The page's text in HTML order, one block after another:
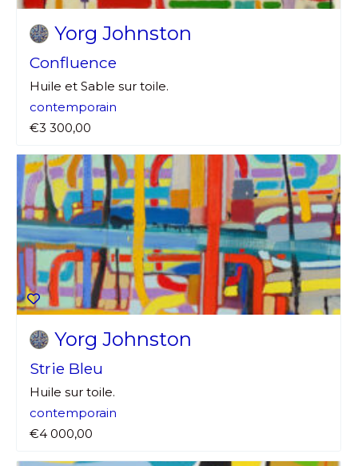
Yorg Johnston
Confluence
Huile et Sable sur toile.
contemporain
€3 300,00
Yorg Johnston
Strie Bleu
Huile sur toile.
contemporain
€4 000,00